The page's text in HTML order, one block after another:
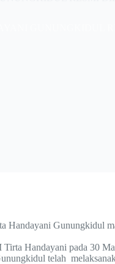
Gunungkidul
Handayani pada 30
telah